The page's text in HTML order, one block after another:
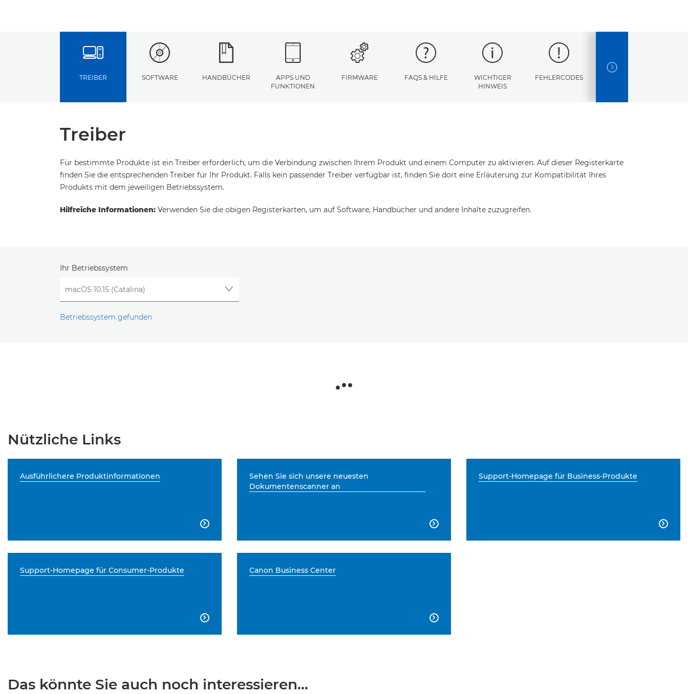
TREIBER SOFTWARE HANDBÜCHER
APPS UND
FUNKTIONEN
FIRMWARE FAQS & HILFE
WICHTIGER
HINWEIS
FEHLERCODES
NEXT SLIDE
Treiber
Für bestimmte Produkte ist ein Treiber erforderlich, um die Verbindung zwischen Ihrem Produkt und einem Computer zu aktivieren. Auf dieser Registerkarte
finden Sie die entsprechenden Treiber für Ihr Produkt. Falls kein passender Treiber verfügbar ist, finden Sie dort eine Erläuterung zur Kompatibilität Ihres
Produkts mit dem jeweiligen Betriebssystem.
Hilfreiche Informationen: Verwenden Sie die obigen Registerkarten, um auf Software, Handbücher und andere Inhalte zuzugreifen.
Ihr Betriebssystem
Betriebssystem gefunden
Nützliche Links
Ausführlichere Produktinformationen

Sehen Sie sich unsere neuesten
Dokumentenscanner an

Support-Homepage für Business-Produkte

Support-Homepage für Consumer-Produkte

Canon Business Center

Das könnte Sie auch noch interessieren...